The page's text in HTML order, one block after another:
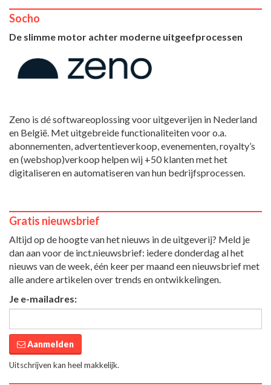
Socho
De slimme motor achter moderne uitgeefprocessen
Zeno is dé softwareoplossing voor uitgeverijen in Nederland
en België. Met uitgebreide functionaliteiten voor o.a.
abonnementen, advertentieverkoop, evenementen, royalty’s
en (webshop)verkoop helpen wij +50 klanten met het
digitaliseren en automatiseren van hun bedrijfsprocessen.
Gratis nieuwsbrief
Altijd op de hoogte van het nieuws in de uitgeverij? Meld je
dan aan voor de inct.nieuwsbrief: iedere donderdag al het
nieuws van de week, één keer per maand een nieuwsbrief met
alle andere artikelen over trends en ontwikkelingen.
Je e-mailadres:
Aanmelden
Uitschrijven kan heel makkelijk.